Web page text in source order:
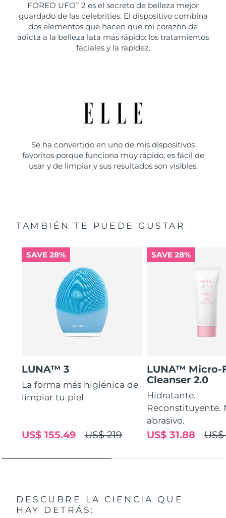
FOREO UFO TM
2 es el secreto de belleza mejor
guardado de las celebrities. El dispositivo combina
dos elementos que hacen que mi corazón de
adicta a la belleza lata más rápido: los tratamientos
faciales y la rapidez.
Se ha convertido en uno de mis dispositivos
favoritos porque funciona muy rápido, es fácil de
usar y de limpiar y sus resultados son visibles.
TAMBIÉN TE PUEDE GUSTAR
SAVE 28%
LUNA™ 3
La forma más higiénica de
limpiar tu piel
US$ 219
US$ 155.49
SAVE 28%
LUNA™ Micro-
Cleanser 2.0
Hidratante.
Reconstituyente.
abrasivo.
US$ 31.88
DESCUBRE LA CIENCIA QUE
HAY DETRÁS: